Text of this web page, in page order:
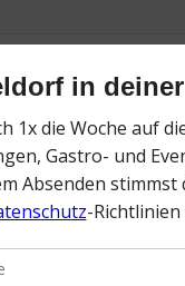
HATO Düsseldorf
26. August 2024 /